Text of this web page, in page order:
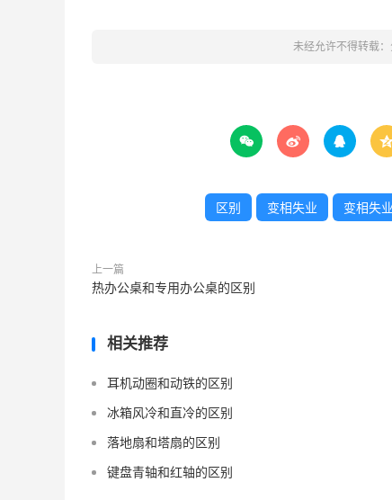
未经允许不得转载：
  
区别 变相失业 变相失
上一篇
热办公桌和专用办公桌的区别
相关推荐
耳机动圈和动铁的区别
冰箱风冷和直冷的区别
落地扇和塔扇的区别
键盘青轴和红轴的区别